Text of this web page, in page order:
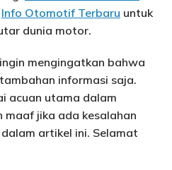
Info Otomotif Terbaru untuk
dunia motor.
mengingatkan bahwa
informasi saja.
acuan utama dalam
maaf jika ada kesalahan
artikel ini. Selamat